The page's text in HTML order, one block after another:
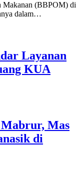
Makanan (BBPOM) di
dalam…
Layanan
KUA
Mas
di